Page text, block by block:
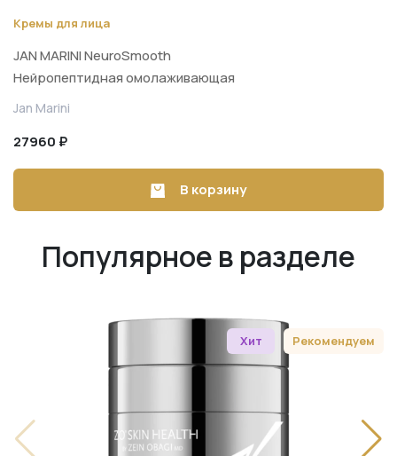
Кремы для лица
JAN MARINI NeuroSmooth
Нейропептидная омолаживающая
сыворотка для безупречной
Jan Marini
27960 ₽
В корзину
Популярное в разделе
Хит Рекомендуем